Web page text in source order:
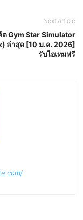
Next article
ด Gym Star Simulator
ล่าสุด [10 ม.ค. 2026]
รับไอเทมฟรี